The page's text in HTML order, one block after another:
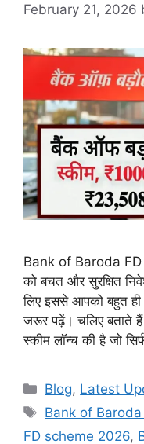
February 21, 2026
Bank of Baroda
को बचत और सुरक्षित
लिए इससे आपको बहुत
जरूर पढ़ें। चलिए बताते
स्कीम लॉन्च की है जो
Categories
Blog, Latest
Tags
Bank of
FD scheme 2026,